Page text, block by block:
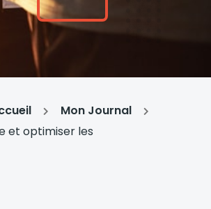
Mon Journal
et optimiser les